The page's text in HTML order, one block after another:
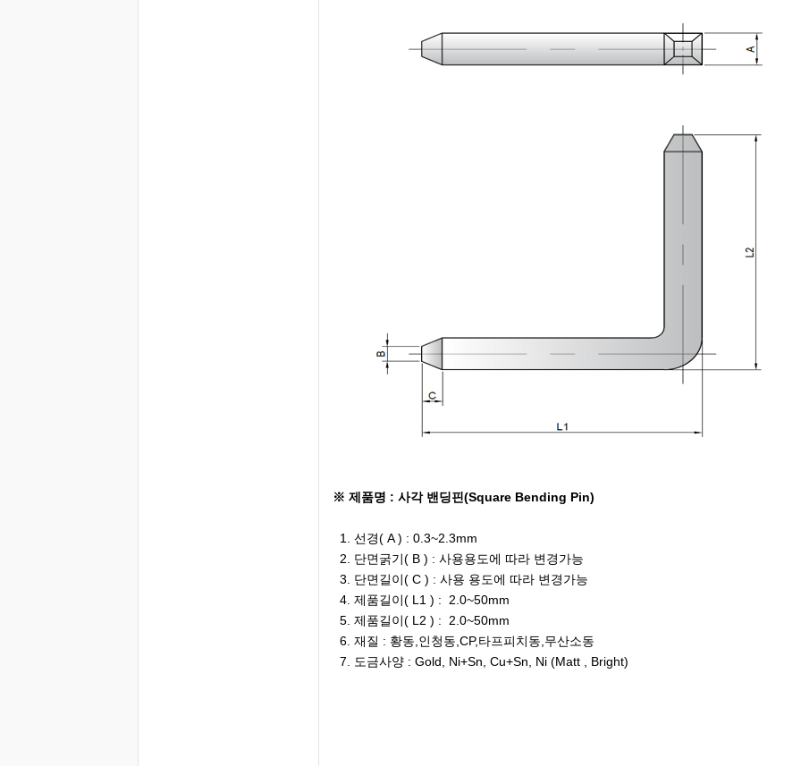
※ 제품명 : 사각 밴딩핀(Square Bending Pin)
1. 선경( A ) : 0.3~2.3mm
2. 단면굵기( B ) : 사용용도에 따라 변경가능
3. 단면길이( C ) : 사용 용도에 따라 변경가능
4. 제품길이( L1 ) : 2.0~50mm
5. 제품길이( L2 ) : 2.0~50mm
6. 재질 : 황동,인청동,CP,타프피치동,무산소동
7. 도금사양 : Gold, Ni+Sn, Cu+Sn, Ni (Matt , Bright)